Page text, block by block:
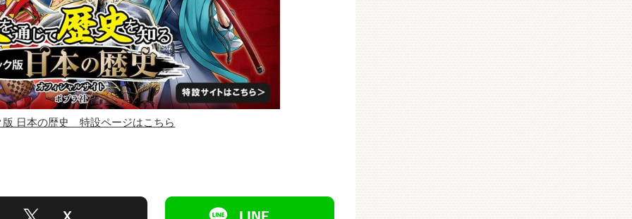
日本の歴史 特設ページはこちら